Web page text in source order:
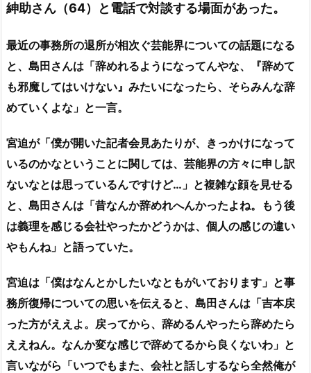
紳助さん（64）と電話で対談する場面があった。
最近の事務所の退所が相次ぐ芸能界についての話題になる
と、島田さんは「辞めれるようになってんやな、『辞めて
も邪魔してはいけない』みたいになったら、そらみんな辞
めていくよな」と一言。
宮迫が「僕が開いた記者会見あたりが、きっかけになって
いるのかなということに関しては、芸能界の方々に申し訳
ないなとは思っているんですけど…」と複雑な顔を見せる
と、島田さんは「昔なんか辞めれへんかったよね。もう後
は義理を感じる会社やったかどうかは、個人の感じの違い
やもんね」と語っていた。
宮迫は「僕はなんとかしたいなともがいております」と事
務所復帰についての思いを伝えると、島田さんは「吉本戻
った方がええよ。戻ってから、辞めるんやったら辞めたら
ええねん。なんか変な感じで辞めてるから良くないわ」と
言いながら「いつでもまた、会社と話しするなら全然俺が